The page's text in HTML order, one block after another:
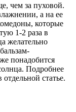
чем за пуховой.
а на ее
которые
1-2 раза в
желательно
понадобится
Подробнее
статье.